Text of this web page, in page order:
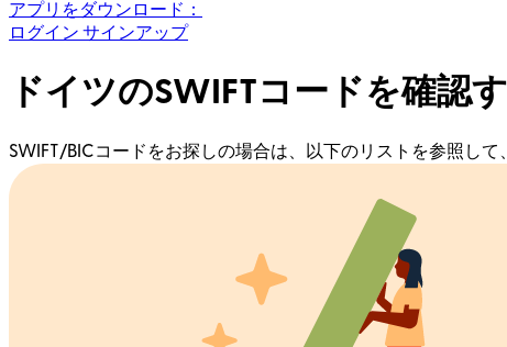
アプリをダウンロード：
ログイン サインアップ
ドイツのSWIFTコードを確認
SWIFT/BICコードをお探しの場合は、以下のリストを参照し